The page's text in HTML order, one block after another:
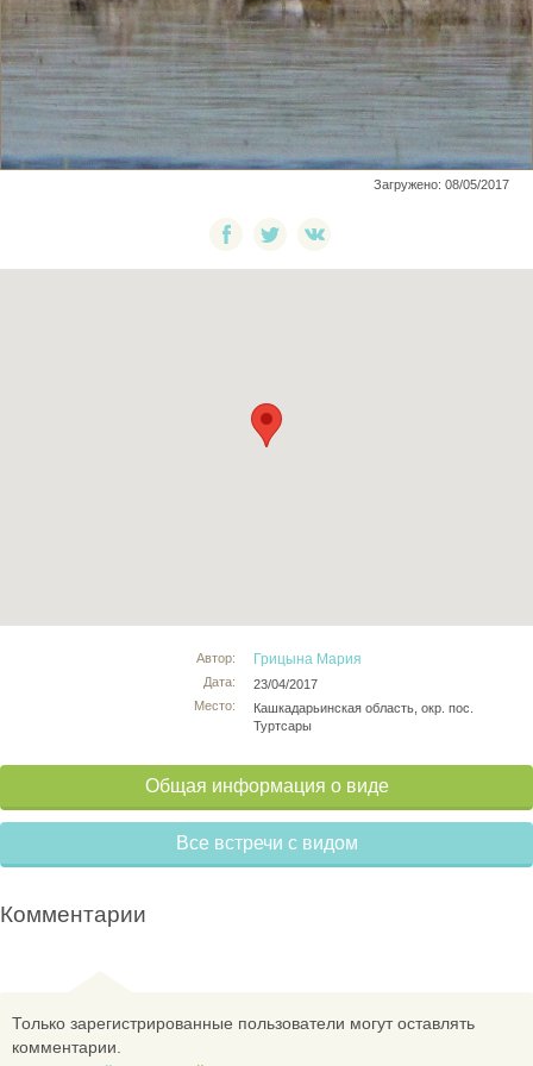
Загружено: 08/05/2017
Автор:
Дата:
Место:
Грицына Мария
23/04/2017
Кашкадарьинская область, окр. пос.
Туртсары
Общая информация о виде
Все встречи с видом
Комментарии
Только зарегистрированные пользователи могут оставлять
комментарии.